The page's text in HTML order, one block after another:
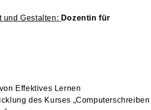
und Gestalten: Dozentin für
Effektives Lernen
des Kurses „Computerschreiben